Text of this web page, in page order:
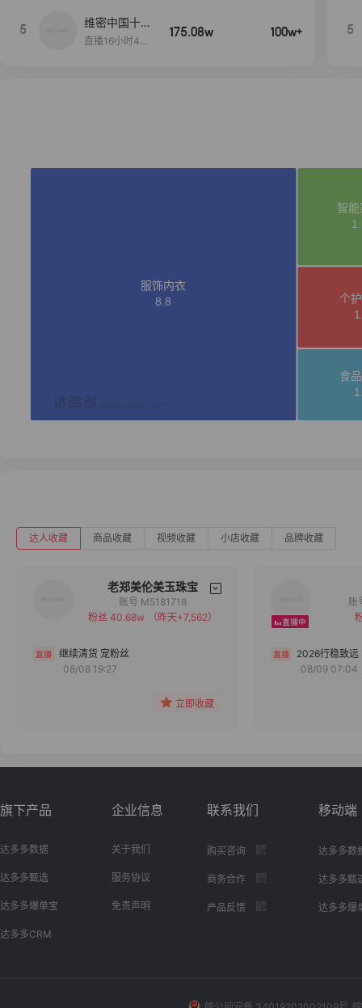
5
维密中国十周
年 与你如此
直播16小时48
175.08w 100w+ 5
达人收藏 商品收藏 视频收藏 小店收藏 品牌收藏
老郑美伦美玉珠宝
备注
账号 M5181718
粉丝 40.68w
（昨天+7,562）
继续清货 宠粉丝
08/08 19:27
立即收藏
2026行稳致远
08/09 07:04
旗下产品
达多多数据
达多多甄选
达多多爆单宝
达多多CRM
企业信息
关于我们
服务协议
免责声明
联系我们
购买咨询
商务合作
产品反馈
移动端
达多多数
达多多甄
达多多爆